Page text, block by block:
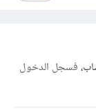
فسجل الدخول